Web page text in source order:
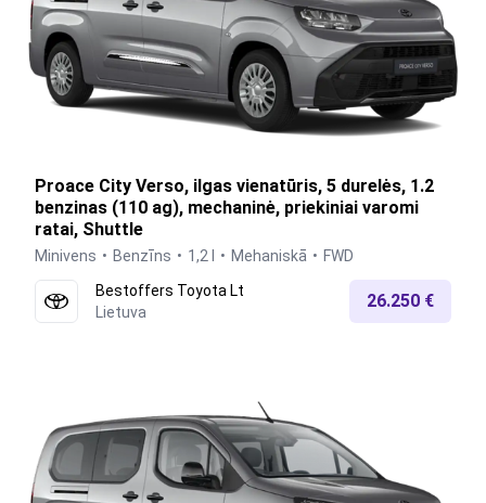
Proace City Verso, ilgas vienatūris, 5 durelės, 1.2
benzinas (110 ag), mechaninė, priekiniai varomi
ratai, Shuttle
Minivens Benzīns 1,2 l Mehaniskā
FWD
Bestoffers Toyota Lt
Lietuva
26.250 €